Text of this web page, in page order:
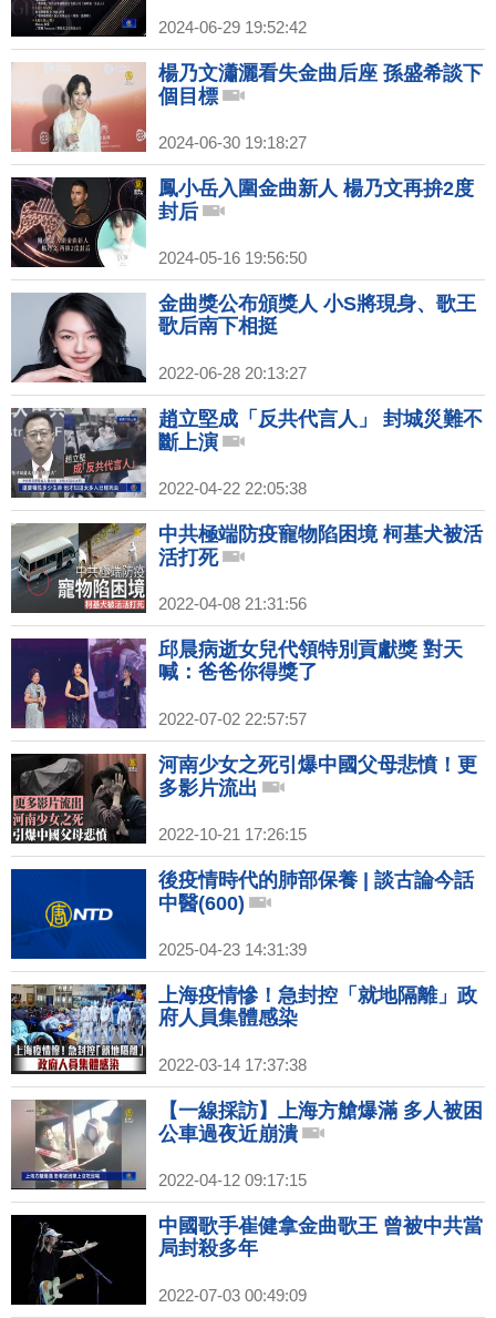
2024-06-29 19:52:42
楊乃文瀟灑看失金曲后座 孫盛希談下
個目標
2024-06-30 19:18:27
鳳小岳入圍金曲新人 楊乃文再拚2度
封后
2024-05-16 19:56:50
金曲獎公布頒獎人 小S將現身、歌王
歌后南下相挺
2022-06-28 20:13:27
趙立堅成「反共代言人」 封城災難不
斷上演
2022-04-22 22:05:38
中共極端防疫寵物陷困境 柯基犬被活
活打死
2022-04-08 21:31:56
邱晨病逝女兒代領特別貢獻獎 對天
喊：爸爸你得獎了
2022-07-02 22:57:57
河南少女之死引爆中國父母悲憤！更
多影片流出
2022-10-21 17:26:15
後疫情時代的肺部保養 | 談古論今話
中醫(600)
2025-04-23 14:31:39
上海疫情慘！急封控「就地隔離」政
府人員集體感染
2022-03-14 17:37:38
【一線採訪】上海方艙爆滿 多人被困
公車過夜近崩潰
2022-04-12 09:17:15
中國歌手崔健拿金曲歌王 曾被中共當
局封殺多年
2022-07-03 00:49:09